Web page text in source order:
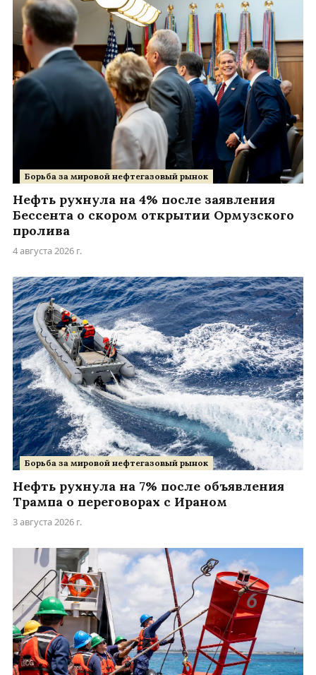
Борьба за мировой нефтегазовый рынок
Нефть рухнула на 4% после заявления
Бессента о скором открытии Ормузского
пролива
4 августа 2026 г.
Борьба за мировой нефтегазовый рынок
Нефть рухнула на 7% после объявления
Трампа о переговорах с Ираном
3 августа 2026 г.